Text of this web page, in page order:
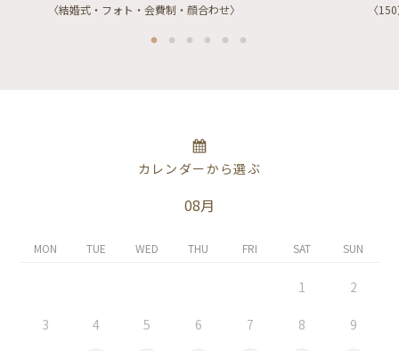
〈結婚式・フォト・会費制・顔合わせ〉
〈
カレンダーから選ぶ
08月
MON TUE WED THU FRI SAT SUN
1 2
3 4 5 6 7 8 9